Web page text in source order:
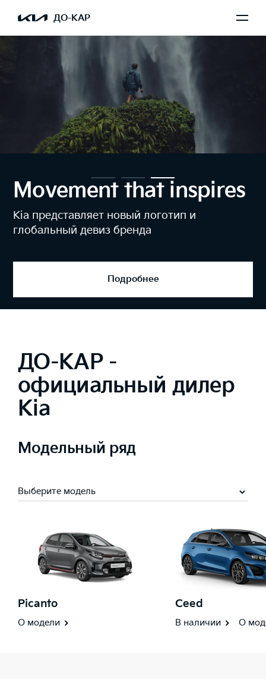
ДО-КАР
Сервис Kia
Надежность в любое время года
Запись на сервис
ДО-КАР -
официальный дилер
Kia
Модельный ряд
Выберите модель
Picanto
О модели
Ceed
В наличии О